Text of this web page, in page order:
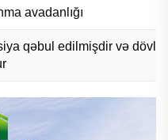
avadanlığı
qəbul edilmişdir və